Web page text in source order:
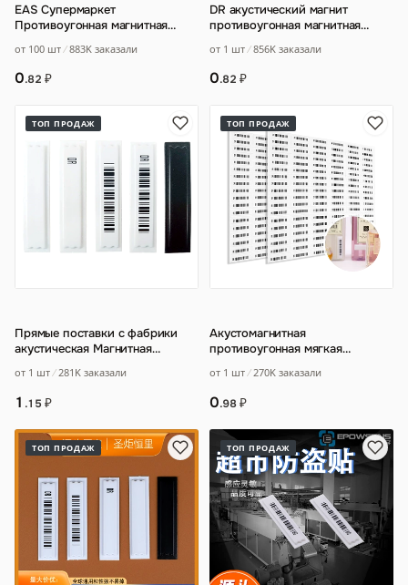
EAS Супермаркет
Противоугонная магнитная
товарная Противоугонная эти
от 100 шт 883K заказали
0.82 ₽
DR акустический магнит
противоугонная магнитная
противоугонная магнитна
от 1 шт 856K заказали
0.82 ₽
ТОП ПРОДАЖ
Прямые поставки с фабрики
акустическая Магнитная
сильная вязкость…
от 1 шт 281K заказали
1 .15 ₽
ТОП ПРОДАЖ
Акустомагнитная
противоугонная мягкая
от 1 шт 270K заказали
0.98₽
ТОП ПРОДАЖ ТОП ПРОДАЖ